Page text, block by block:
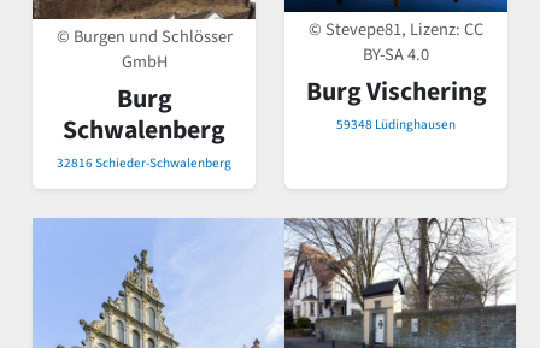
© Burgen und Schlösser
GmbH
Burg
Schwalenberg
32816 Schieder-Schwalenberg
© Stevepe81, Lizenz:CC
BY-SA 4.0
Burg Vischering
59348 Lüdinghausen